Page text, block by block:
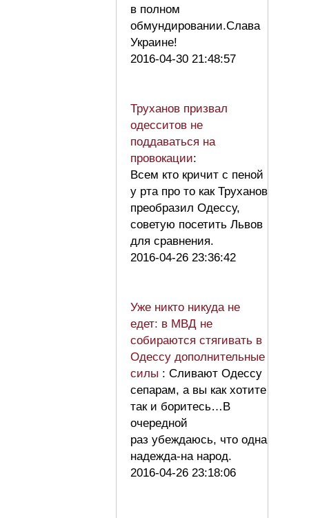
в полном
обмундировании.Слава
Украине!
2016-04-30 21:48:57
Труханов призвал
одесситов не
поддаваться на
провокации:
Всем кто кричит с пеной
у рта про то как Труханов
преобразил Одессу,
советую посетить Львов
для сравнения.
2016-04-26 23:36:42
Уже никто никуда не
едет: в МВД не
собираются стягивать в
Одессу дополнительные
силы : Сливают Одессу
сепарам, а вы как хотите
так и боритесь…В
очередной
раз убеждаюсь, что одна
надежда-на народ.
2016-04-26 23:18:06